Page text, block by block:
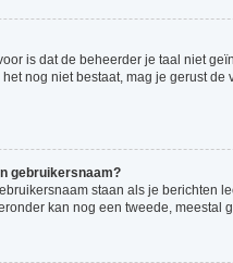
is dat de beheerder je taal niet
nog niet bestaat, mag je gerust
gebruikersnaam?
staan als je berichten
kan nog een tweede,